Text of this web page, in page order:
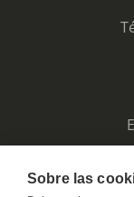
Sobre las